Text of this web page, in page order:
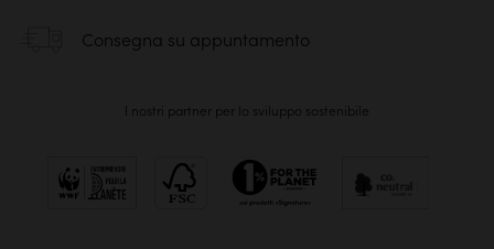
Consegna su appuntamento
I nostri partner per lo sviluppo sostenibile